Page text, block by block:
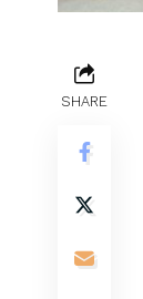
SHARE